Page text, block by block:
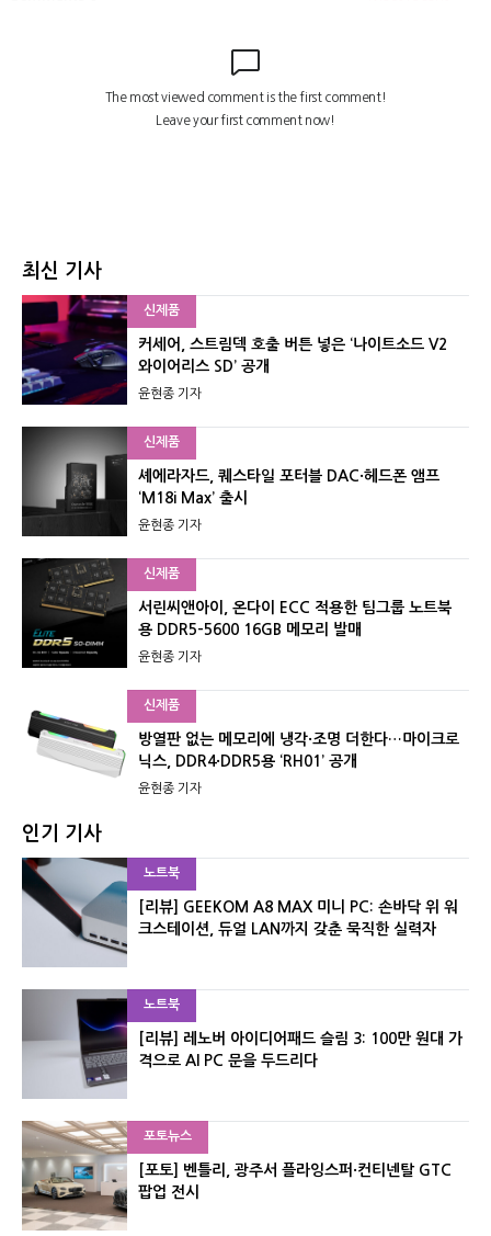
최신 기사
신제품
커세어, 스트림덱 호출 버튼 넣은 ‘나이트소드 V2
와이어리스 SD’ 공개
윤현종 기자
신제품
셰에라자드, 퀘스타일 포터블 DAC·헤드폰 앰프
‘M18i Max’ 출시
윤현종 기자
신제품
서린씨앤아이, 온다이 ECC 적용한 팀그룹 노트북
용 DDR5-5600 16GB 메모리 발매
윤현종 기자
신제품
방열판 없는 메모리에 냉각·조명 더한다…마이크로
닉스, DDR4·DDR5용 ‘RH01’ 공개
윤현종 기자
인기 기사
노트북
[리뷰] GEEKOM A8 MAX 미니 PC: 손바닥 위 워
크스테이션, 듀얼 LAN까지 갖춘 묵직한 실력자
노트북
[리뷰] 레노버 아이디어패드 슬림 3: 100만 원대 가
격으로 AI PC 문을 두드리다
포토뉴스
[포토] 벤틀리, 광주서 플라잉스퍼·컨티넨탈 GTC
팝업 전시